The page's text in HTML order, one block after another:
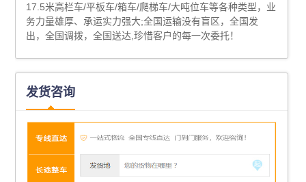
17.5米高栏车/平板车/箱车/爬梯车/大吨位车等各种类型，业
务力量雄厚、承运实力强大;全国运输没有盲区，全国发
出，全国调拨，全国送达,珍惜客户的每一次委托！
发货咨询